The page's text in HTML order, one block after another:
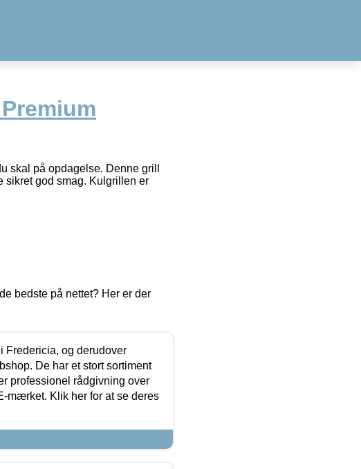
skal på opdagelse. Denne grill
sikret god smag. Kulgrillen er
bedste på nettet? Her er der
Fredericia, og derudover
De har et stort sortiment
professionel rådgivning over
mærket. Klik her for at se deres